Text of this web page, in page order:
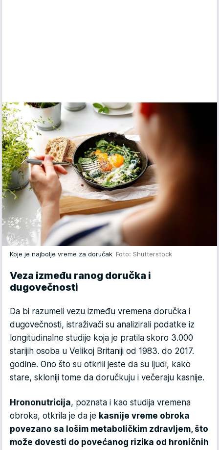
Koje je najbolje vreme za doručak Foto: Shutterstock
Veza između ranog doručka i
dugovečnosti
Da bi razumeli vezu između vremena doručka i
dugovečnosti, istraživači su analizirali podatke iz
longitudinalne studije koja je pratila skoro 3.000
starijih osoba u Velikoj Britaniji od 1983. do 2017.
godine. Ono što su otkrili jeste da su ljudi, kako
stare, skloniji tome da doručkuju i večeraju kasnije.
Hrononutricija, poznata i kao studija vremena
obroka, otkrila je da je kasnije vreme obroka
povezano sa lošim metaboličkim zdravljem, što
može dovesti do povećanog rizika od hroničnih